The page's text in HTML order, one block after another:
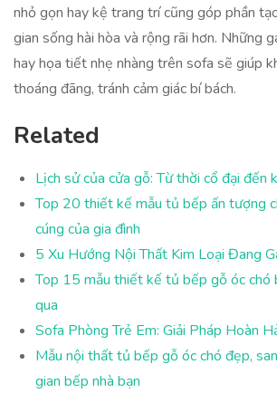
nhỏ gọn hay kệ trang trí cũng góp phần
gian sống hài hòa và rộng rãi hơn. Những
hay họa tiết nhẹ nhàng trên sofa sẽ giúp
thoáng đãng, tránh cảm giác bí bách.
Related
Lịch sử của cửa gỗ: Từ thời cổ đại đến
Top 20 thiết kế mẫu tủ bếp ấn tượng
cúng của gia đình
5 Xu Hướng Nội Thất Kim Loại Đang
Top 15 mẫu thiết kế tủ bếp gỗ óc chó
qua
Sofa Phòng Trẻ Em: Giải Pháp Hoàn
Mẫu nội thất tủ bếp gỗ óc chó đẹp,
gian bếp nhà bạn